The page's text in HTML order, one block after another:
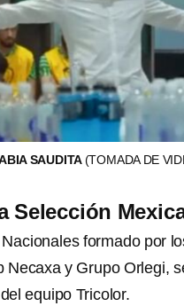
SAUDITA(TOMADA DE
Selección
formado por
Necaxa y Grupo Orlegi,
equipo Tricolor.